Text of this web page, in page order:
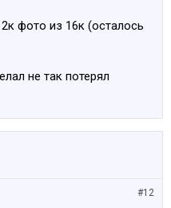
фото из 16к (осталось
не так потерял
#12